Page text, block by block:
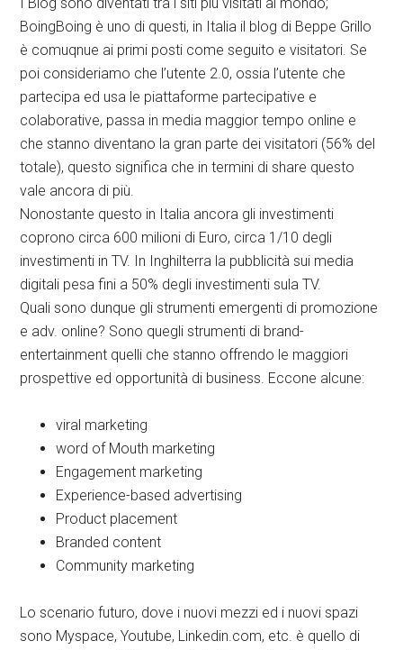
BoingBoing è uno di questi, in Italia il blog di Beppe Grillo
è comuqnue ai primi posti come seguito e visitatori. Se
poi consideriamo che l’utente 2.0, ossia l’utente che
partecipa ed usa le piattaforme partecipative e
colaborative, passa in media maggior tempo online e
che stanno diventano la gran parte dei visitatori (56% del
totale), questo significa che in termini di share questo
vale ancora di più.
Nonostante questo in Italia ancora gli investimenti
coprono circa 600 milioni di Euro, circa 1/10 degli
investimenti in TV. In Inghilterra la pubblicità sui media
digitali pesa fini a 50% degli investimenti sula TV.
Quali sono dunque gli strumenti emergenti di promozione
e adv. online? Sono quegli strumenti di brand-
entertainment quelli che stanno offrendo le maggiori
prospettive ed opportunità di business. Eccone alcune:
viral marketing
word of Mouth marketing
Engagement marketing
Experience-based advertising
Product placement
Branded content
Community marketing
Lo scenario futuro, dove i nuovi mezzi ed i nuovi spazi
sono Myspace, Youtube, Linkedin.com, etc. è quello di